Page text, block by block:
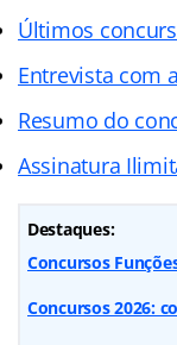
Últimos
Entrevista com
Resumo do
Assinatura
Destaques:
Concursos
Concursos 2026: